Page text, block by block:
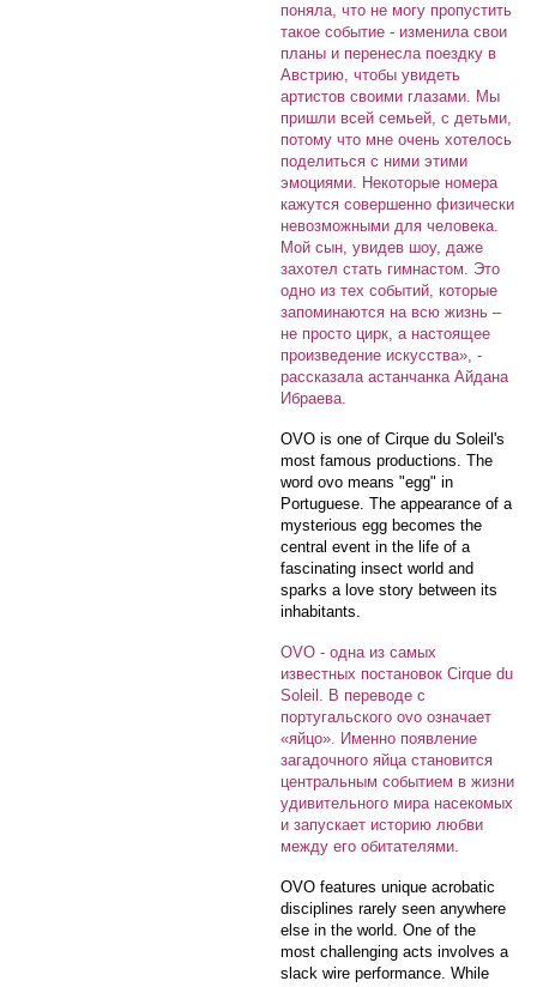
поняла, что не могу пропустить
такое событие - изменила свои
планы и перенесла поездку в
Австрию, чтобы увидеть
артистов своими глазами. Мы
пришли всей семьей, с детьми,
потому что мне очень хотелось
поделиться с ними этими
эмоциями. Некоторые номера
кажутся совершенно физически
невозможными для человека.
Мой сын, увидев шоу, даже
захотел стать гимнастом. Это
одно из тех событий, которые
запоминаются на всю жизнь –
не просто цирк, а настоящее
произведение искусства», -
рассказала астанчанка Айдана
Ибраева.
OVO is one of Cirque du Soleil's
most famous productions. The
word ovo means "egg" in
Portuguese. The appearance of a
mysterious egg becomes the
central event in the life of a
fascinating insect world and
sparks a love story between its
inhabitants.
OVO - одна из самых
известных постановок Cirque du
Soleil. В переводе с
португальского ovo означает
«яйцо». Именно появление
загадочного яйца становится
центральным событием в жизни
удивительного мира насекомых
и запускает историю любви
между его обитателями.
OVO features unique acrobatic
disciplines rarely seen anywhere
else in the world. One of the
most challenging acts involves a
slack wire performance. While